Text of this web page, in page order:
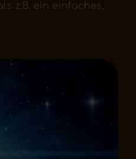
z.B. ein einfaches,